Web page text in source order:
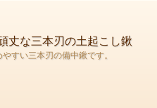
丈な三本刃の土起こし鍬
すい三本刃の備中鍬です。